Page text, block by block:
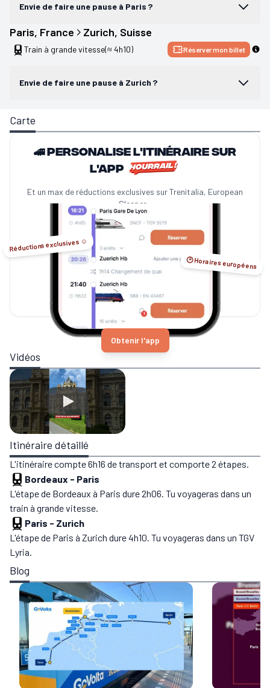
Envie de faire une pause à Paris ?
Paris, France Zurich, Suisse
Train à grande vitesse(≈ 4h10) Réserver mon billet
Envie de faire une pause à Zurich ?
Carte
🚄 Personalise l'itinéraire sur
l'app
Et un max de réductions exclusives sur Trenitalia, European
Sleeper...
Réductions exclusives ☺️
🕑 Horaires européens
Obtenir l'app
Vidéos
Itinéraire détaillé
L'itinéraire compte 6h16 de transport et comporte 2 étapes.
Bordeaux - Paris
L'étape de Bordeaux à Paris dure 2h06. Tu voyageras dans un
train à grande vitesse.
Paris - Zurich
L'étape de Paris à Zurich dure 4h10. Tu voyageras dans un TGV
Lyria.
Blog